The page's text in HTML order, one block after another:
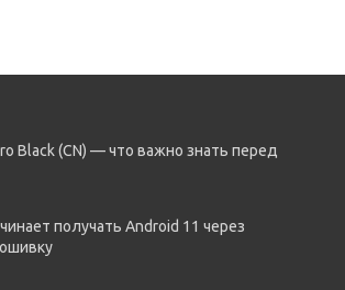
Black (CN) — что важно знать перед
получать Android 11 через